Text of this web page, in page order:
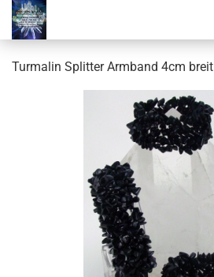
Turmalin Splitter Armband 4cm breit